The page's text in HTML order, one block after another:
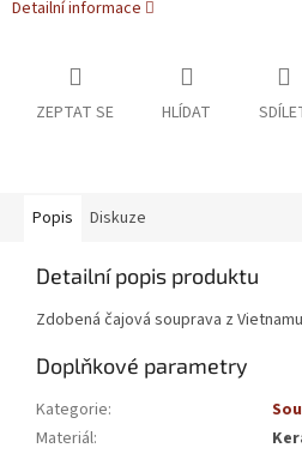
Detailní informace
ZEPTAT SE HLÍDAT
Popis Diskuze
Detailní popis produktu
Zdobená čajová souprava z
Doplňkové parametry
Kategorie:
Materiál: